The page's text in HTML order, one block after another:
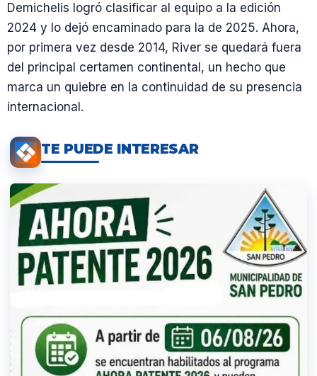
Demichelis logró clasificar al equipo a la edición
2024 y lo dejó encaminado para la de 2025. Ahora,
por primera vez desde 2014, River se quedará fuera
del principal certamen continental, un hecho que
marca un quiebre en la continuidad de su presencia
internacional.
TE PUEDE INTERESAR